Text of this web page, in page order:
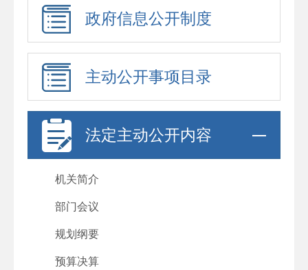
政府信息公开制度
主动公开事项目录
法定主动公开内容
机关简介
部门会议
规划纲要
预算决算